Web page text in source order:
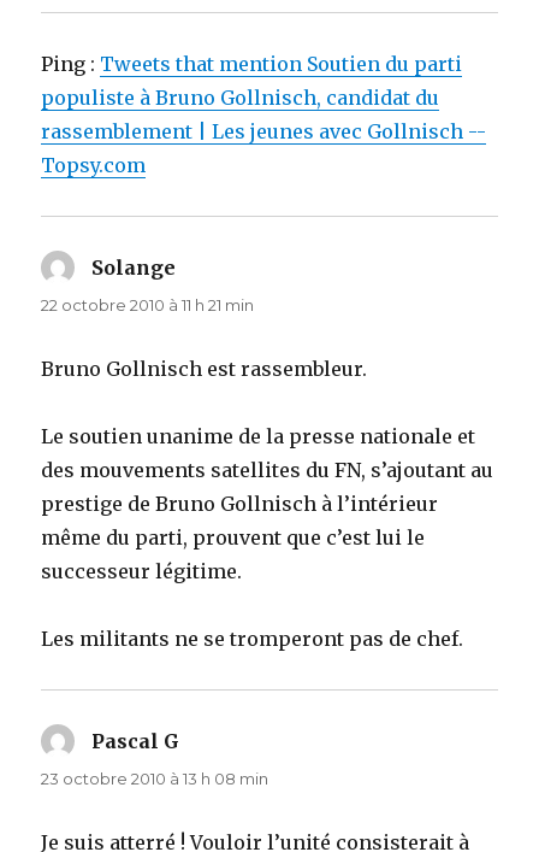
Ping : Tweets that mention Soutien du parti
populiste à Bruno Gollnisch, candidat du
rassemblement | Les jeunes avec Gollnisch --
Topsy.com
Solange
22 octobre 2010 à 11 h 21 min
Bruno Gollnisch est rassembleur.
Le soutien unanime de la presse nationale et
des mouvements satellites du FN, s’ajoutant au
prestige de Bruno Gollnisch à l’intérieur
même du parti, prouvent que c’est lui le
successeur légitime.
Les militants ne se tromperont pas de chef.
Pascal G
23 octobre 2010 à 13 h 08 min
Je suis atterré ! Vouloir l’unité consisterait à